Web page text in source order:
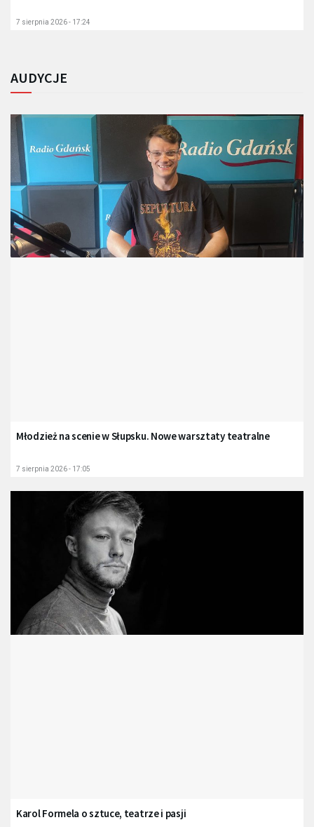
7 sierpnia 2026 - 17:24
AUDYCJE
Młodzież na scenie w Słupsku. Nowe warsztaty teatralne
7 sierpnia 2026 - 17:05
Karol Formela o sztuce, teatrze i pasji